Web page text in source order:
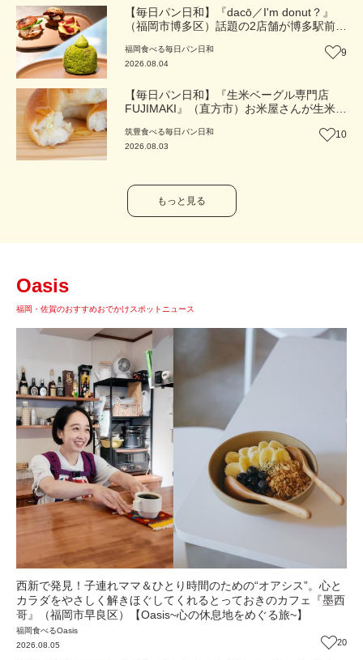
【毎日パン日和】『dacō／I'm donut？』
（福岡市博多区）話題の2店舗が博多駅前に
パン】
福岡食べる毎日パン日和
2026.08.04
9
【毎日パン日和】『生米ベーグル専門店
FUJIMAKI』（直方市）お米屋さんが生米か
筑豊食べる毎日パン日和
2026.08.03
10
もっと見る
Oasis
福岡・佐賀のおすすめおでかけスポットニュース
西新で発見！子連れママ＆ひとり時間のための“オアシス”。心と
カラダをやさしく解きほぐしてくれるとっておきのカフェ『墨西
哥』（福岡市早良区）【Oasis~心の休息地をめぐる旅~】
福岡食べるOasis
2026.08.05
20